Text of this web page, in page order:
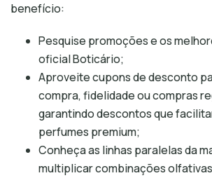
benefício:
Pesquise promoções e os
oficial Boticário;
Aproveite cupons de desconto
compra, fidelidade ou compras
garantindo descontos que
perfumes premium;
Conheça as linhas paralelas da
multiplicar combinações